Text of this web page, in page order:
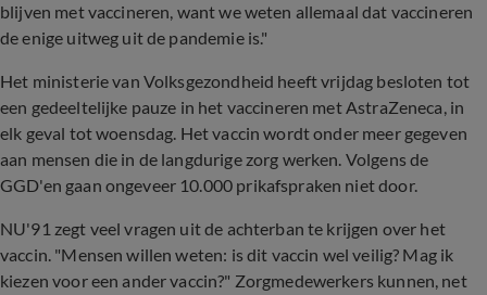
blijven met vaccineren, want we weten allemaal dat vaccineren
de enige uitweg uit de pandemie is."
Het ministerie van Volksgezondheid heeft vrijdag besloten tot
een gedeeltelijke pauze in het vaccineren met AstraZeneca, in
elk geval tot woensdag. Het vaccin wordt onder meer gegeven
aan mensen die in de langdurige zorg werken. Volgens de
GGD'en gaan ongeveer 10.000 prikafspraken niet door.
NU'91 zegt veel vragen uit de achterban te krijgen over het
vaccin. "Mensen willen weten: is dit vaccin wel veilig? Mag ik
kiezen voor een ander vaccin?" Zorgmedewerkers kunnen, net